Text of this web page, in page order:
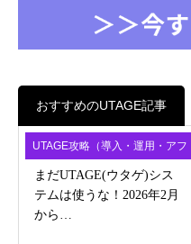
おすすめのUTAGE記事
UTAGE攻略（導入・運用・アフ
ィ）
まだUTAGE(ウタゲ)シス
テムは使うな！2026年2月
から…